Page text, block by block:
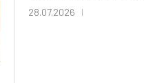
28.07.2026